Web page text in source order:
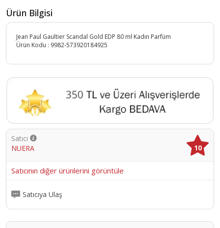
Ürün Bilgisi
Jean Paul Gaultier Scandal Gold EDP 80 ml Kadın Parfüm
Ürün Kodu : 9982-573920184925
Satıcı
NUERA
10
Satıcının diğer ürünlerini görüntüle
Satıcıya Ulaş